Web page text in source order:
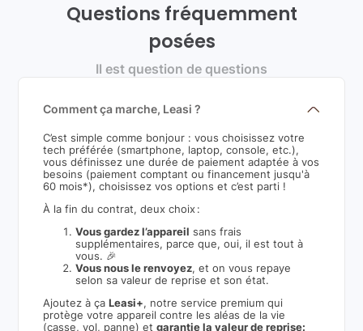
Questions fréquemment
posées
Il est question de questions
Comment ça marche, Leasi ?
C’est simple comme bonjour : vous choisissez votre
tech préférée (smartphone, laptop, console, etc.),
vous définissez une durée de paiement adaptée à vos
besoins (paiement comptant ou financement jusqu'à
60 mois*), choisissez vos options et c’est parti !
À la fin du contrat, deux choix :
Vous gardez l’appareil sans frais
supplémentaires, parce que, oui, il est tout à
vous. 🎉
Vous nous le renvoyez, et on vous repaye
selon sa valeur de reprise et son état.
Ajoutez à ça Leasi+, notre service premium qui
protège votre appareil contre les aléas de la vie
(casse, vol, panne) etgarantie la valeur de reprise: